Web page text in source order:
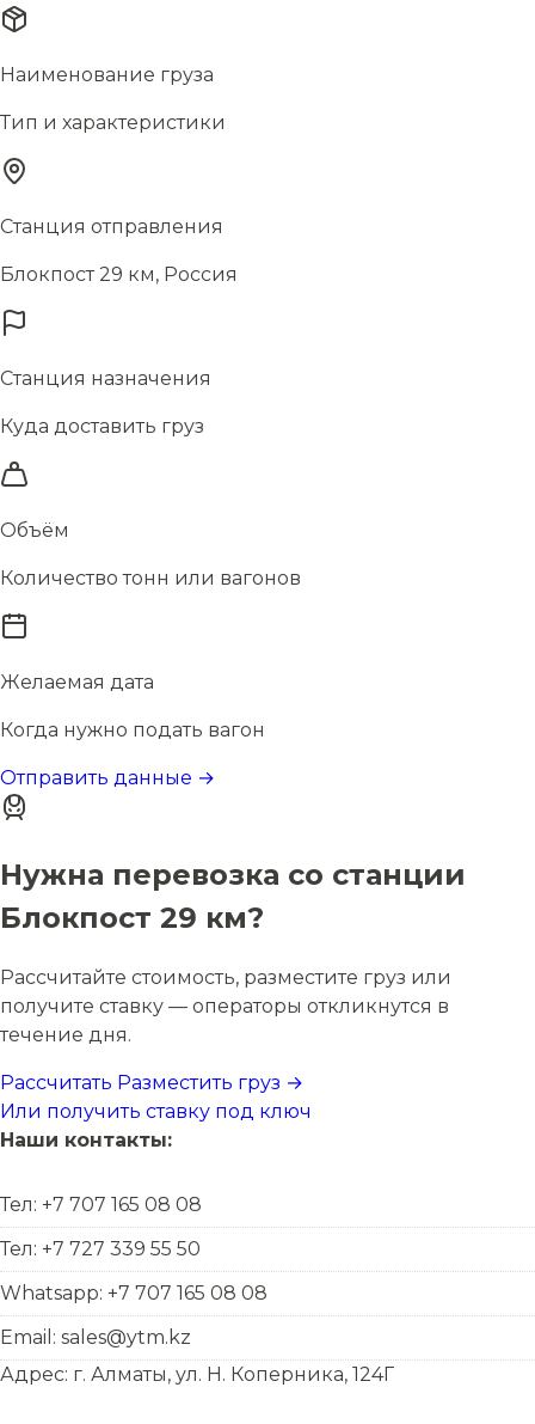
Наименование груза
Тип и характеристики
Станция отправления
Блокпост 29 км, Россия
Станция назначения
Куда доставить груз
Объём
Количество тонн или вагонов
Желаемая дата
Когда нужно подать вагон
Отправить данные →
Нужна перевозка со станции
Блокпост 29 км?
Рассчитайте стоимость, разместите груз или
получите ставку — операторы откликнутся в
течение дня.
Рассчитать Разместить груз →
Или получить ставку под ключ
Наши контакты:
Тел: +7 707 165 08 08
Тел: +7 727 339 55 50
Whatsapp: +7 707 165 08 08
Email: sales@ytm.kz
Адрес: г. Алматы, ул. Н. Коперника, 124Г